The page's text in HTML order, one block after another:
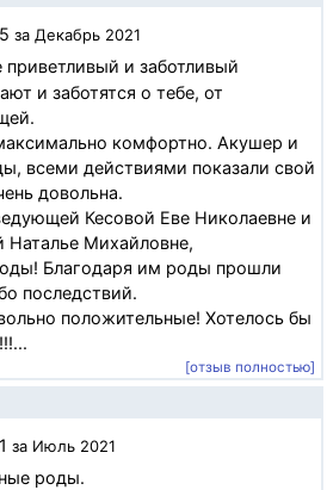
5 за Декабрь 2021
и заботливый
и заботятся о тебе, от
комфортно. Акушер и
всеми действиями показали свой
довольна.
Кесовой Еве Николаевне и
Наталье Михайловне,
Благодаря им роды прошли
последствий.
положительные! Хотелось бы
[отзыв полностью]
1 за Июль 2021
роды.